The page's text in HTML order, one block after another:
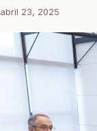
abril 23, 2025